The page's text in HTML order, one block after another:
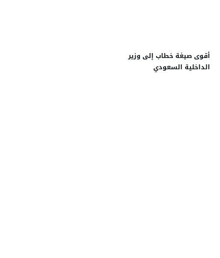
أقوى صيغة خطاب إلى وزير
الداخلية السعودي